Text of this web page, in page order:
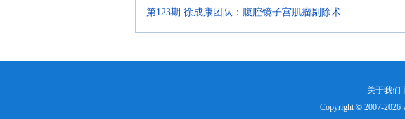
第123期 徐成康团队：腹腔镜子宫肌瘤剔除术
关于我们
Copyright © 2007-2026